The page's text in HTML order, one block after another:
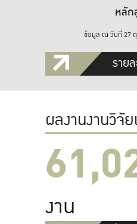
หลัก
ข้อมูล ณ วันที่ 27
ราย
ผลงานงานวิจั
งาน